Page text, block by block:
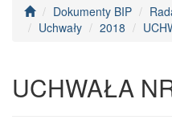
Dokumenty BIP
Uchwały
2018
UCHWAŁA